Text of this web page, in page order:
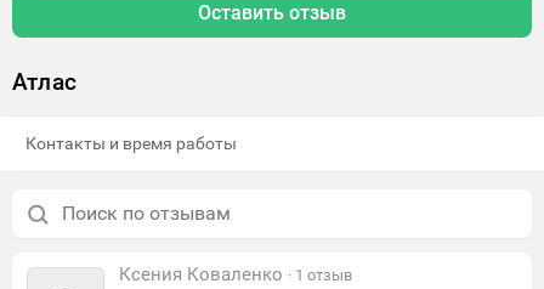
Оставить отзыв
Атлас
Контакты и время работы
Ксения Коваленко · 1 отзыв